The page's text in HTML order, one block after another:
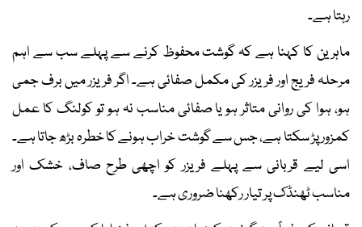
رہتا ہے۔
ماہرین کا کہنا ہے کہ گوشت محفوظ کرنے سے پہلے سب سے اہم
مرحلہ فریج اور فریزر کی مکمل صفائی ہے۔ اگر فریزر میں برف جمی
ہو، ہوا کی روانی متاثر ہو یا صفائی مناسب نہ ہو تو کولنگ کا عمل
کمزور پڑ سکتا ہے، جس سے گوشت خراب ہونے کا خطرہ بڑھ جاتا ہے۔
اسی لیے قربانی سے پہلے فریزر کو اچھی طرح صاف، خشک اور
مناسب ٹھنڈک پر تیار رکھنا ضروری ہے۔